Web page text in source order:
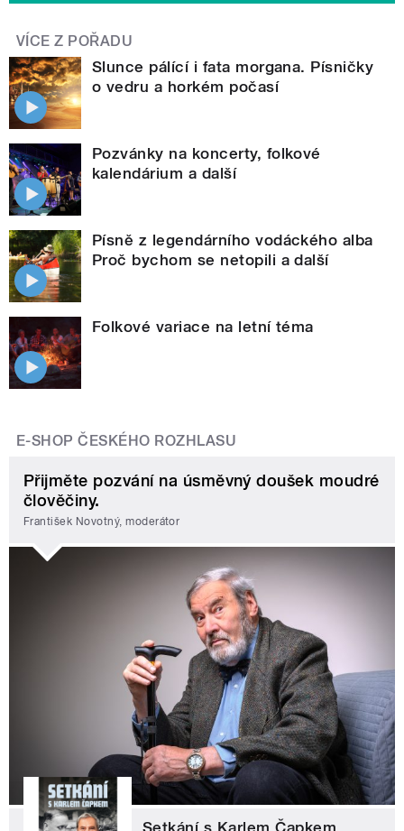
VÍCE Z POŘADU
Slunce pálící i fata morgana. Písničky
o vedru a horkém počasí
Pozvánky na koncerty, folkové
kalendárium a další
Písně z legendárního vodáckého alba
Proč bychom se netopili a další
Folkové variace na letní téma
E-SHOP ČESKÉHO ROZHLASU
Přijměte pozvání na úsměvný doušek moudré
člověčiny.
František Novotný, moderátor
Setkání s Karlem Čapkem